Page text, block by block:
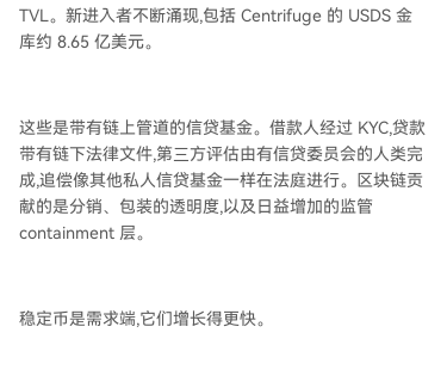
TVL。新进入者不断涌现,包括 Centrifuge 的 USDS 金
库约 8.65 亿美元。
这些是带有链上管道的信贷基金。借款人经过 KYC,贷款
带有链下法律文件,第三方评估由有信贷委员会的人类完
成,追偿像其他私人信贷基金一样在法庭进行。区块链贡
献的是分销、包装的透明度,以及日益增加的监管
containment 层。
稳定币是需求端,它们增长得更快。